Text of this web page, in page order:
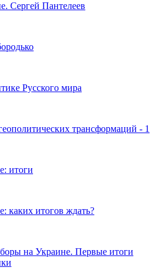
Сергей Пантелеев
Русского мира
трансформаций - 1
итоги
каких итогов ждать?
на Украине. Первые итоги